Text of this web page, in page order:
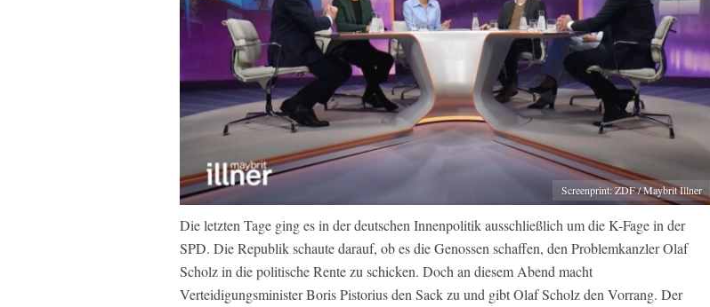
Screenprint: ZDF / Maybrit Illner
Die letzten Tage ging es in der deutschen Innenpolitik ausschließlich um die K-Fage in der
SPD. Die Republik schaute darauf, ob es die Genossen schaffen, den Problemkanzler Olaf
Scholz in die politische Rente zu schicken. Doch an diesem Abend macht
Verteidigungsminister Boris Pistorius den Sack zu und gibt Olaf Scholz den Vorrang. Der